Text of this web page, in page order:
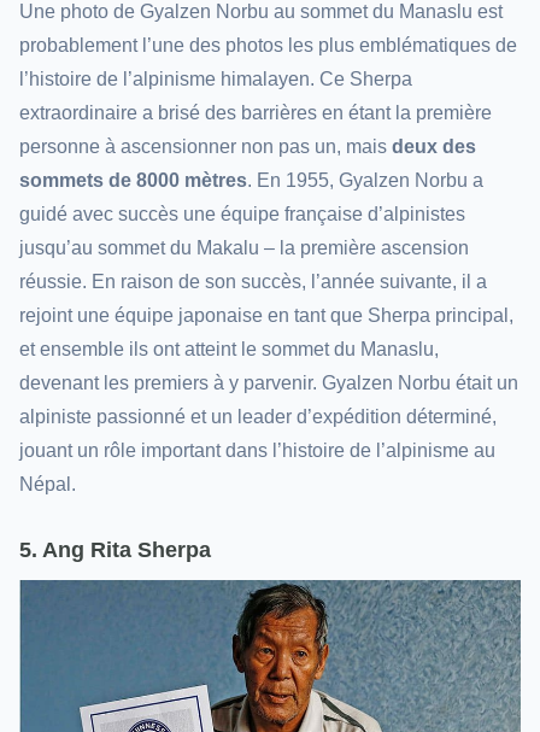
Une photo de Gyalzen Norbu au sommet du Manaslu est
probablement l’une des photos les plus emblématiques de
l’histoire de l’alpinisme himalayen. Ce Sherpa
extraordinaire a brisé des barrières en étant la première
personne à ascensionner non pas un, mais deux des
sommets de 8000 mètres. En 1955, Gyalzen Norbu a
guidé avec succès une équipe française d’alpinistes
jusqu’au sommet du Makalu – la première ascension
réussie. En raison de son succès, l’année suivante, il a
rejoint une équipe japonaise en tant que Sherpa principal,
et ensemble ils ont atteint le sommet du Manaslu,
devenant les premiers à y parvenir. Gyalzen Norbu était un
alpiniste passionné et un leader d’expédition déterminé,
jouant un rôle important dans l’histoire de l’alpinisme au
Népal.
5. Ang Rita Sherpa